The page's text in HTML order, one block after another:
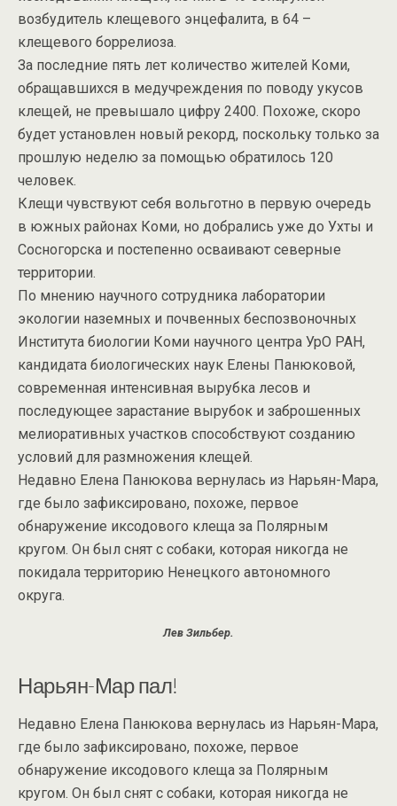
возбудитель клещевого энцефалита, в 64 –
клещевого боррелиоза.
За последние пять лет количество жителей Коми,
обращавшихся в медучреждения по поводу укусов
клещей, не превышало цифру 2400. Похоже, скоро
будет установлен новый рекорд, поскольку только за
прошлую неделю за помощью обратилось 120
человек.
Клещи чувствуют себя вольготно в первую очередь
в южных районах Коми, но добрались уже до Ухты и
Сосногорска и постепенно осваивают северные
территории.
По мнению научного сотрудника лаборатории
экологии наземных и почвенных беспозвоночных
Института биологии Коми научного центра УрО РАН,
кандидата биологических наук Елены Панюковой,
современная интенсивная вырубка лесов и
последующее зарастание вырубок и заброшенных
мелиоративных участков способствуют созданию
условий для размножения клещей.
Недавно Елена Панюкова вернулась из Нарьян-Мара,
где было зафиксировано, похоже, первое
обнаружение иксодового клеща за Полярным
кругом. Он был снят с собаки, которая никогда не
покидала территорию Ненецкого автономного
округа.
Лев Зильбер.
Нарьян-Мар пал!
Недавно Елена Панюкова вернулась из Нарьян-Мара,
где было зафиксировано, похоже, первое
обнаружение иксодового клеща за Полярным
кругом. Он был снят с собаки, которая никогда не